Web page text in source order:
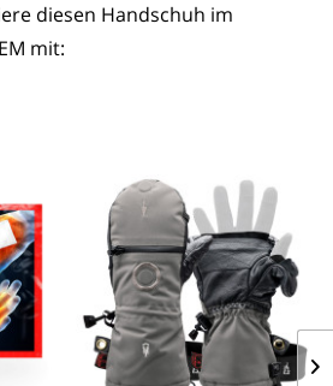
diesen Handschuh im
mit: